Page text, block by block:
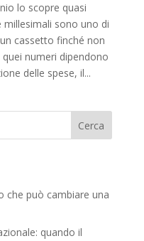
lo scopre quasi
millesimali sono uno di
cassetto finché non
numeri dipendono
delle spese, il...
Cerca
che può cambiare una
quando il